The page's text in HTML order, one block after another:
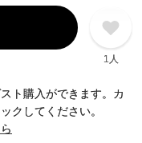
1人
ト購入ができます。カ
クしてください。